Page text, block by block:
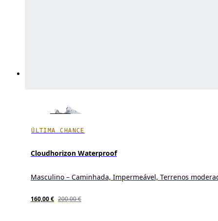
ÚLTIMA CHANCE
Cloudhorizon Waterproof
Masculino – Caminhada, Impermeável, Terrenos
160,00 € 200,00 €